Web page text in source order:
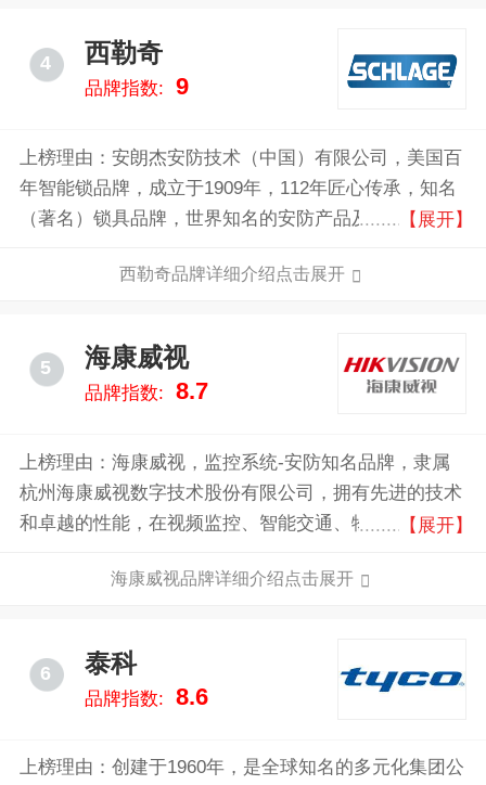
4 西勒奇
品牌指数: 9
上榜理由：安朗杰安防技术（中国）有限公司，美国百
年智能锁品牌，成立于1909年，112年匠心传承，知名
（著名）锁具品牌，世界知名的安防产品及服务供应
【展开】
西勒奇品牌详细介绍点击展开
5 海康威视
品牌指数: 8.7
上榜理由：海康威视，监控系统-安防知名品牌，隶属
杭州海康威视数字技术股份有限公司，拥有先进的技术
和卓越的性能，在视频监控、智能交通、物联网等领域
【展开】
海康威视品牌详细介绍点击展开
6 泰科
品牌指数: 8.6
上榜理由：创建于1960年，是全球知名的多元化集团公